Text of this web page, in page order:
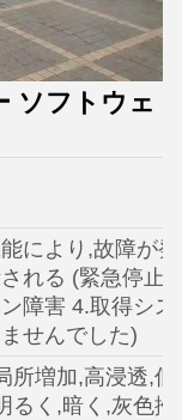
ソフトウェ
により,故障が
れる (緊急停止
障害 4.取得シ
せんでした)
所増加,高浸透,
るく,暗く,灰色